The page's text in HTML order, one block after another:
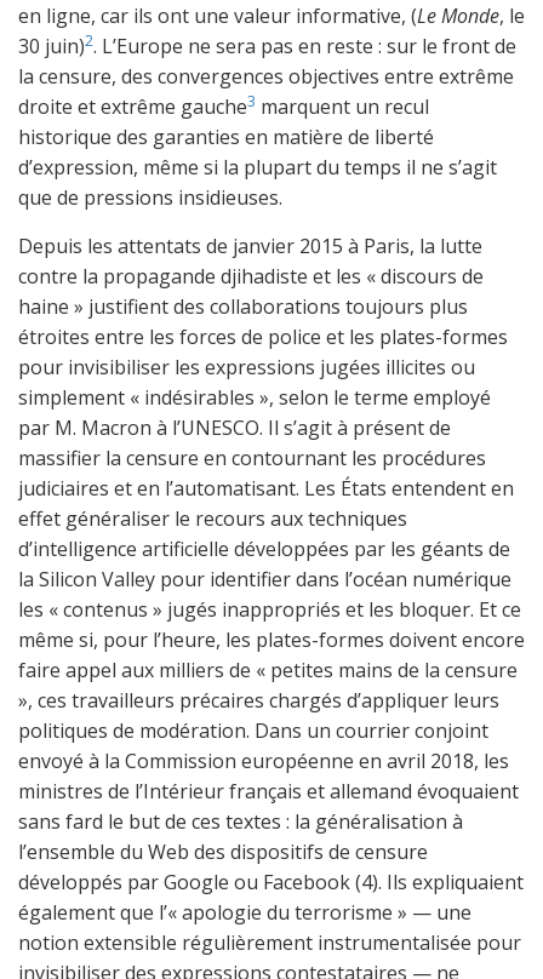
en ligne, car ils ont une valeur informative, (Le Monde, le
30 juin)2. L’Europe ne sera pas en reste : sur le front de
la censure, des convergences objectives entre extrême
droite et extrême gauche3 marquent un recul
historique des garanties en matière de liberté
d’expression, même si la plupart du temps il ne s’agit
que de pressions insidieuses.
Depuis les attentats de janvier 2015 à Paris, la lutte
contre la propagande djihadiste et les « discours de
haine » justifient des collaborations toujours plus
étroites entre les forces de police et les plates-formes
pour invisibiliser les expressions jugées illicites ou
simplement « indésirables », selon le terme employé
par M. Macron à l’UNESCO. Il s’agit à présent de
massifier la censure en contournant les procédures
judiciaires et en l’automatisant. Les États entendent en
effet généraliser le recours aux techniques
d’intelligence artificielle développées par les géants de
la Silicon Valley pour identifier dans l’océan numérique
les « contenus » jugés inappropriés et les bloquer. Et ce
même si, pour l’heure, les plates-formes doivent encore
faire appel aux milliers de « petites mains de la censure
», ces travailleurs précaires chargés d’appliquer leurs
politiques de modération. Dans un courrier conjoint
envoyé à la Commission européenne en avril 2018, les
ministres de l’Intérieur français et allemand évoquaient
sans fard le but de ces textes : la généralisation à
l’ensemble du Web des dispositifs de censure
développés par Google ou Facebook (4). Ils expliquaient
également que l’« apologie du terrorisme » — une
notion extensible régulièrement instrumentalisée pour
invisibiliser des expressions contestataires — ne